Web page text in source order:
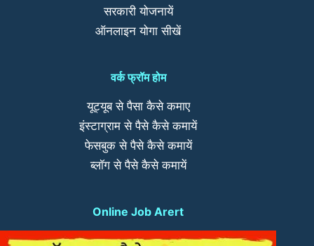
सरकारी योजनायें
ऑनलाइन योगा सीखें
वर्क फ्रॉम होम
यूट्यूब से पैसा कैसे कमाए
इंस्टाग्राम से पैसे कैसे कमायें
फेसबुक से पैसे कैसे कमायें
ब्लॉग से पैसे कैसे कमायें
Online Job Arert